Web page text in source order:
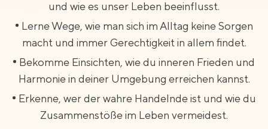
und wie es unser Leben beeinflusst.
Lerne Wege, wie man sich im Alltag keine Sorgen
macht und immer Gerechtigkeit in allem findet.
Bekomme Einsichten, wie du inneren Frieden und
Harmonie in deiner Umgebung erreichen kannst.
Erkenne, wer der wahre Handelnde ist und wie du
Zusammenstöße im Leben vermeidest.